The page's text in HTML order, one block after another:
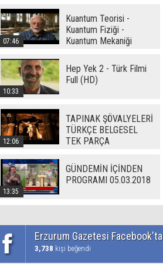
07:46
Kuantum Teorisi -
Kuantum Fiziği -
Kuantum Mekaniği
10:33
Hep Yek 2 - Türk Filmi
Full (HD)
12:06
TAPINAK ŞÖVALYELERİ
TÜRKÇE BELGESEL
TEK PARÇA
13:35
GÜNDEMİN İÇİNDEN
PROGRAMI 05.03.2018
Erzurum Gazetesi Facebook'ta
3,738 kişi beğendi